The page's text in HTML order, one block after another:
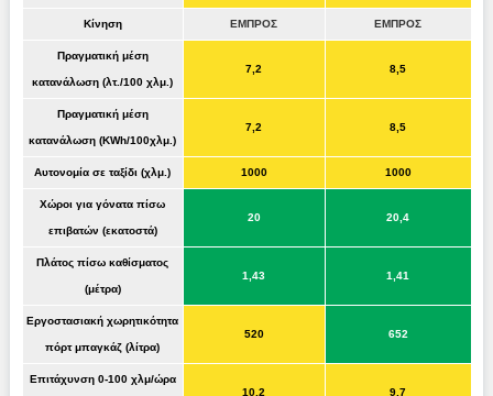
Κίνηση ΕΜΠΡΟΣ ΕΜΠΡΟΣ
Πραγματική μέση
κατανάλωση (λτ./100 χλμ.)
7,2 8,5
Πραγματική μέση
κατανάλωση (KWh/100χλμ.)
7,2 8,5
Αυτονομία σε ταξίδι (χλμ.) 1000 1000
Χώροι για γόνατα πίσω
επιβατών (εκατοστά)
20 20,4
Πλάτος πίσω καθίσματος
(μέτρα)
1,43 1,41
Εργοστασιακή χωρητικότητα
πόρτ μπαγκάζ (λίτρα)
520 652
Επιτάχυνση 0-100 χλμ/ώρα
10,2 9,7